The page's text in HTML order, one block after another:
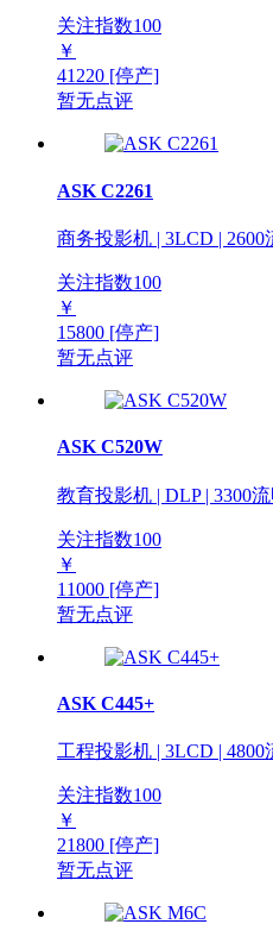
关注指数100
￥
41220 [停产]
暂无点评
ASK C2261
商务投影机 | 3LCD | 2600
关注指数100
￥
15800 [停产]
暂无点评
ASK C520W
教育投影机 | DLP | 3300流
关注指数100
￥
11000 [停产]
暂无点评
ASK C445+
工程投影机 | 3LCD | 4800
关注指数100
￥
21800 [停产]
暂无点评